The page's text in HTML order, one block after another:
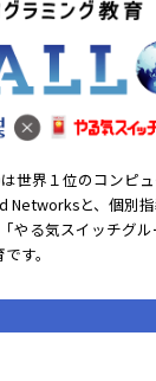
世界１位のコンピ
と、 個別
やる気スイッチグ
す。